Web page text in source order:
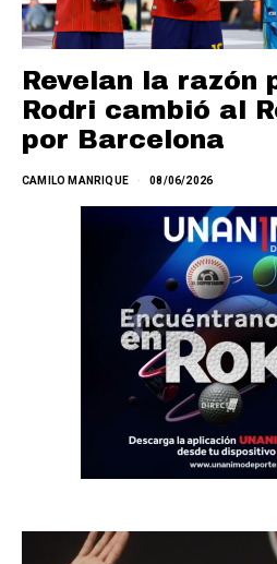
Revelan la razón
Rodri cambió al
por Barcelona
CAMILO MANRIQUE 08/06/2026